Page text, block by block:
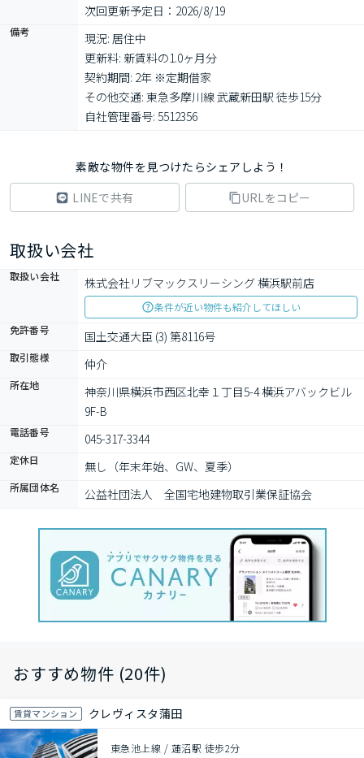
次回更新予定日：2026/8/19
備考
現況: 居住中
更新料: 新賃料の1.0ヶ月分
契約期間: 2年 ※定期借家
その他交通: 東急多摩川線 武蔵新田駅 徒歩15分
自社管理番号: 5512356
素敵な物件を見つけたらシェアしよう！
LINEで共有
URLをコピー
取扱い会社
取扱い会社 株式会社リブマックスリーシング 横浜駅前店
条件が近い物件も紹介してほしい
免許番号
国土交通大臣 (3) 第8116号
取引態様 仲介
所在地
神奈川県横浜市西区北幸１丁目5-4 横浜アバックビル
9F-B
電話番号 045-317-3344
定休日 無し（年末年始、GW、夏季）
所属団体名 公益社団法人　全国宅地建物取引業保証協会
おすすめ物件 (20件)
賃貸マンション クレヴィスタ蒲田
東急池上線 / 蓮沼駅 徒歩2分